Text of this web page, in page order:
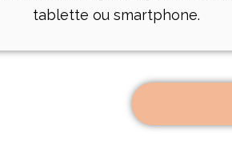
tablette ou smartphone.